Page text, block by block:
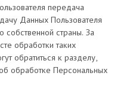
передача
Данных Пользователя
собственной страны. За
обработки таких
обратиться к разделу,
обработке Персональных